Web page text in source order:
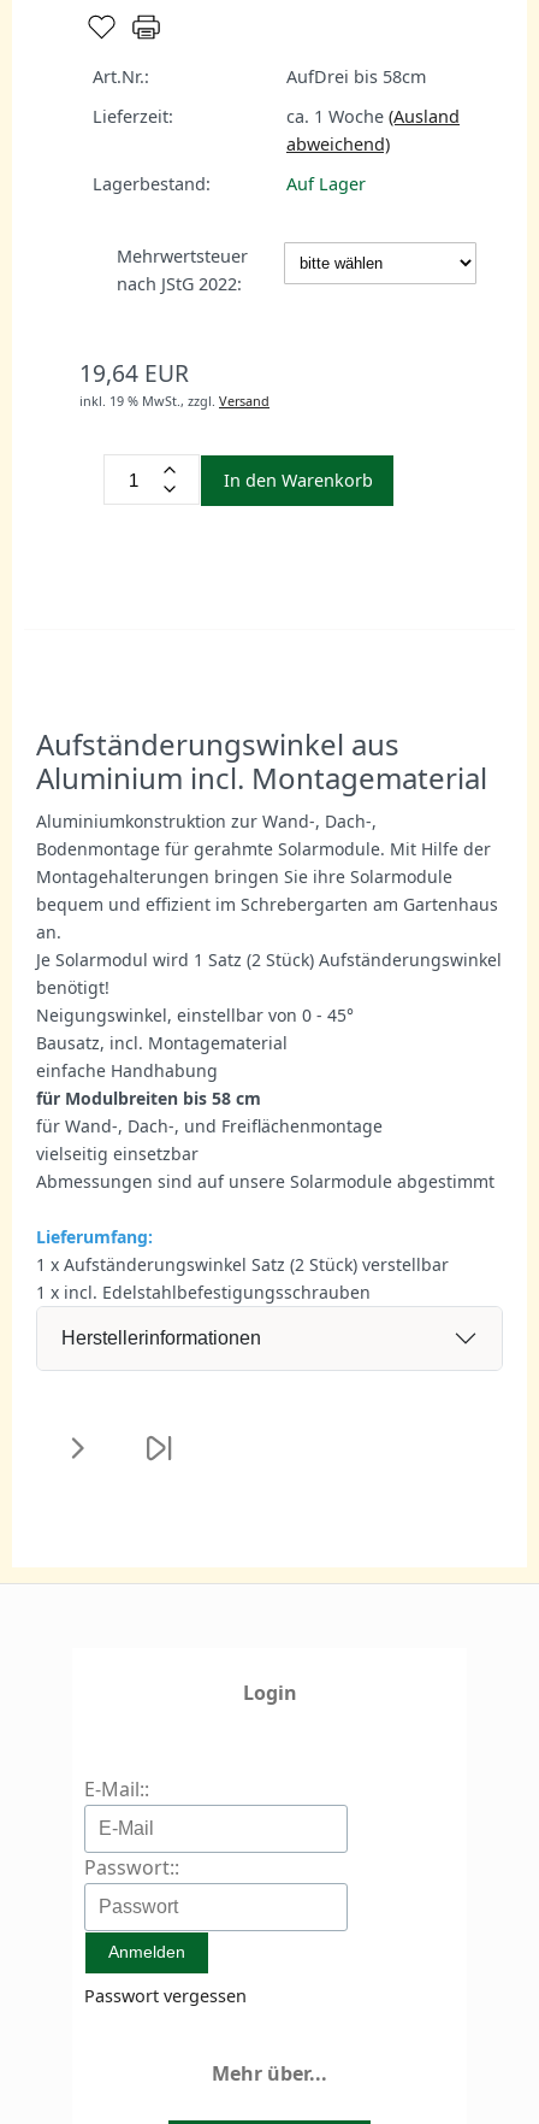
Art.Nr.:
AufDrei bis 58cm
Lieferzeit:
ca. 1 Woche (Ausland
abweichend)
Lagerbestand:
Auf Lager
Mehrwertsteuer
nach JStG 2022:
19,64 EUR
inkl. 19 % MwSt., zzgl. Versand
In den Warenkorb
Aufständerungswinkel aus
Aluminium incl. Montagematerial
Aluminiumkonstruktion zur Wand-, Dach-,
Bodenmontage für gerahmte Solarmodule. Mit Hilfe der
Montagehalterungen bringen Sie ihre Solarmodule
bequem und effizient im Schrebergarten am Gartenhaus
an.
Je Solarmodul wird 1 Satz (2 Stück) Aufständerungswinkel
benötigt!
Neigungswinkel, einstellbar von 0 - 45°
Bausatz, incl. Montagematerial
einfache Handhabung
für Modulbreiten bis 58 cm
für Wand-, Dach-, und Freiflächenmontage
vielseitig einsetzbar
Abmessungen sind auf unsere Solarmodule abgestimmt
Lieferumfang:
1 x Aufständerungswinkel Satz (2 Stück) verstellbar
1 x incl. Edelstahlbefestigungsschrauben
Herstellerinformationen
Login
E-Mail::
Passwort::
Passwort vergessen
Mehr über...